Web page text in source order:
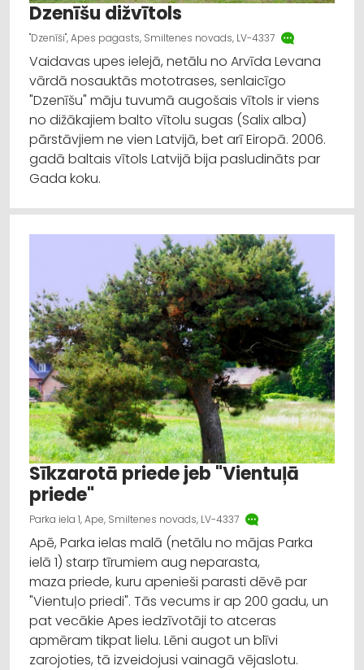
Dzenīšu dižvītols
"Dzenīši", Apes pagasts, Smiltenes novads, LV-4337
Vaidavas upes ielejā, netālu no Arvīda Levana
vārdā nosauktās mototrases, senlaicīgo
"Dzenīšu" māju tuvumā augošais vītols ir viens
no dižākajiem balto vītolu sugas (Salix alba)
pārstāvjiem ne vien Latvijā, bet arī Eiropā. 2006.
gadā baltais vītols Latvijā bija pasludināts par
Gada koku.
Sīkzarotā priede jeb "Vientuļā
priede"
Parka iela 1, Ape, Smiltenes novads, LV-4337
Apē, Parka ielas malā (netālu no mājas Parka
ielā 1) starp tīrumiem aug neparasta,
maza priede, kuru apenieši parasti dēvē par
"Vientuļo priedi". Tās vecums ir ap 200 gadu, un
pat vecākie Apes iedzīvotāji to atceras
apmēram tikpat lielu. Lēni augot un blīvi
zarojoties, tā izveidojusi vainagā vējaslotu.